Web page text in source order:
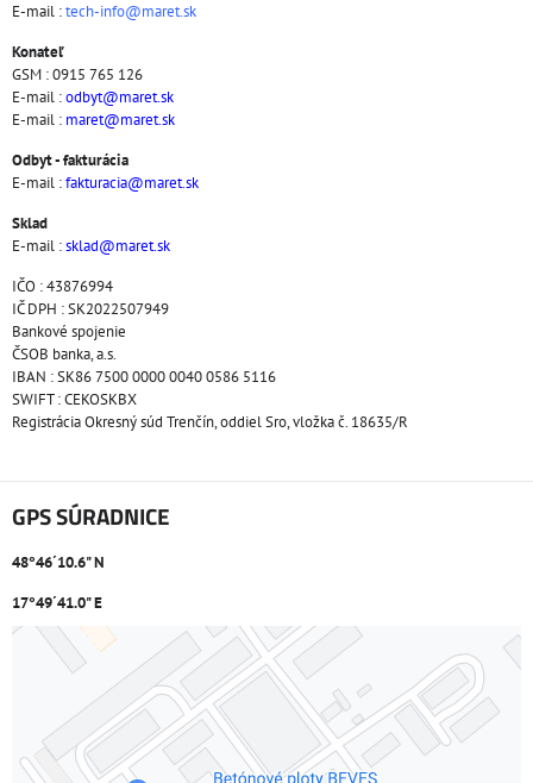
E-mail :tech-info@maret.sk
Konateľ
GSM : 0915 765 126
E-mail :odbyt@maret.sk
E-mail : maret@maret.sk
Odbyt - fakturácia
E-mail :fakturacia@maret.sk
Sklad
E-mail :sklad@maret.sk
IČO : 43876994
IČ DPH : SK2022507949
Bankové spojenie
ČSOB banka, a.s.
IBAN : SK86 7500 0000 0040 0586 5116
SWIFT : CEKOSKBX
Registrácia Okresný súd Trenčín, oddiel Sro, vložka č. 18635/R
GPS SÚRADNICE
48°46´10.6" N
17°49´41.0" E
Externý obsah je blokovaný Voľbami súkromia
Prajete si načítať externý obsah?